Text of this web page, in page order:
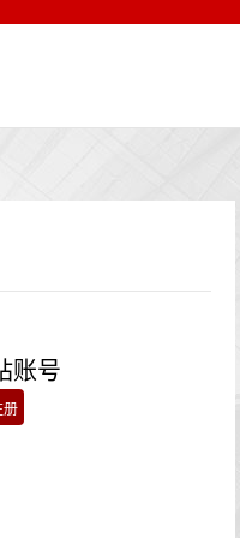
账号